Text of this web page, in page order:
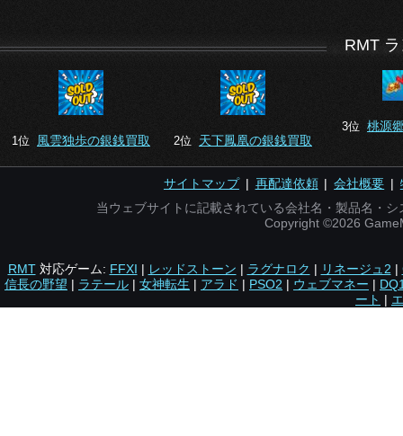
RMT
1位 風雲独歩の銀銭買取 2位 天下鳳凰の銀銭買取
3位 桃源
サイトマップ| 再配達依頼|会社概要 |
当ウェブサイトに記載されている会社名・製品名・
Copyright ©2026
RMT対応ゲーム: FFXI | レッドストーン | ラグナロク | リネージュ2 |
信長の野望 | ラテール | 女神転生 | アラド | PSO2 | ウェブマネー |
ート |